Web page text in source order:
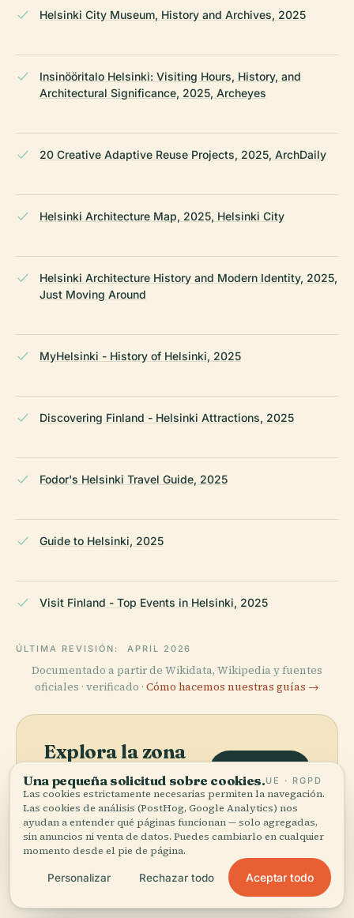
Helsinki City Museum, History and Archives, 2025
Insinööritalo Helsinki: Visiting Hours, History, and
Architectural Significance, 2025, Archeyes
20 Creative Adaptive Reuse Projects, 2025, ArchDaily
Helsinki Architecture Map, 2025, Helsinki City
Helsinki Architecture History and Modern Identity, 2025,
Just Moving Around
MyHelsinki - History of Helsinki, 2025
Discovering Finland - Helsinki Attractions, 2025
Fodor's Helsinki Travel Guide, 2025
Guide to Helsinki, 2025
Visit Finland - Top Events in Helsinki, 2025
ÚLTIMA REVISIÓN: APRIL 2026
Documentado a partir de Wikidata, Wikipedia y fuentes
oficiales · verificado · Cómo hacemos nuestras guías →
Explora la zona
Ve Insinööritalo en el mapa y
descubre qué hay cerca.
Helsinki.
Una pequeña solicitud sobre cookies.UE · RGPD
Las cookies estrictamente necesarias permiten la navegación.
Las cookies de análisis (PostHog, Google Analytics) nos
ayudan a entender qué páginas funcionan — solo agregadas,
sin anuncios ni venta de datos. Puedes cambiarlo en cualquier
momento desde el pie de página.
Personalizar Rechazar todo Aceptar todo